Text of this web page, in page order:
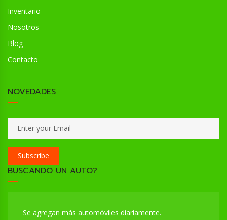
Inventario
Nosotros
Blog
Contacto
NOVEDADES
Subscribe
BUSCANDO UN AUTO?
Se agregan más automóviles diariamente.